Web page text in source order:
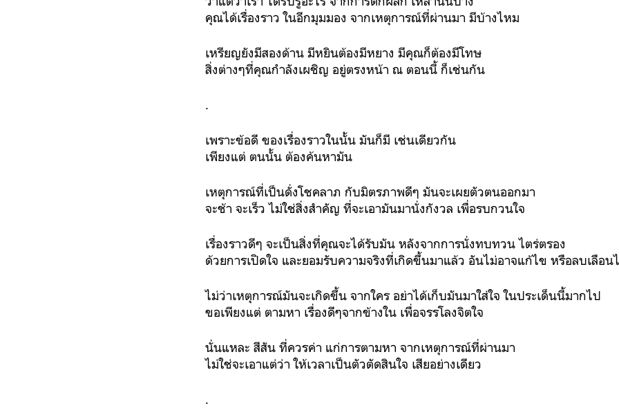
คุณได้เรื่องราว ในอีกมุมมอง จากเหตุการณ์ที่ผ่านมา มีบ้างไหม
เหรียญยังมีสองด้าน มีหยินต้องมีหยาง มีคุณก็ต้องมีโทษ
สิ่งต่างๆที่คุณกำลังเผชิญ อยู่ตรงหน้า ณ ตอนนี้ ก็เช่นกัน
.
เพราะข้อดี ของเรื่องราวในนั้น มันก็มี เช่นเดียวกัน
เพียงแต่ ตนนั้น ต้องค้นหามัน
เหตุการณ์ที่เป็นดั่งโชคลาภ กับมิตรภาพดีๆ มันจะเผยตัวตนออกมา
จะช้า จะเร็ว ไม่ใช่สิ่งสำคัญ ที่จะเอามันมานั่งกังวล เพื่อรบกวนใจ
เรื่องราวดีๆ จะเป็นสิ่งที่คุณจะได้รับมัน หลังจากการนั่งทบทวน ไตร่ตรอง
ด้วยการเปิดใจ และยอมรับความจริงที่เกิดขึ้นมาแล้ว อันไม่อาจแก้ไข หรือลบเลือน
ไม่ว่าเหตุการณ์มันจะเกิดขึ้น จากใคร อย่าได้เก็บมันมาใส่ใจ ในประเด็นนี้มากไป
ขอเพียงแต่ ตามหา เรื่องดีๆจากข้างใน เพื่อจรรโลงจิตใจ
นั่นแหละ สีสัน ที่ควรค่า แก่การตามหา จากเหตุการณ์ที่ผ่านมา
ไม่ใช่จะเอาแต่ว่า ให้เวลาเป็นตัวตัดสินใจ เสียอย่างเดียว
.